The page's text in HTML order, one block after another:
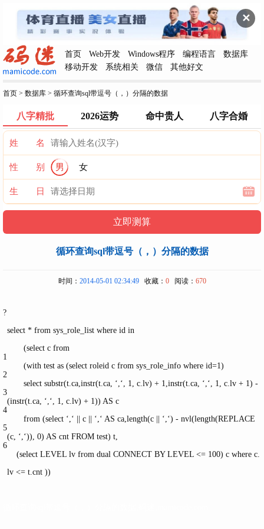
✕
首页 Web开发 Windows程序 编程语言
数据库
移动开发
系统相关 微信 其他好文
首页 > 数据库 > 循环查询sql带逗号（，）分隔的数据
八字精批 2026运势 命中贵人 八字合婚
姓 名
性 别 男 女
生 日
循环查询sql带逗号（，）分隔的数据
时间： 2014-05-01 02:34:49收藏： 0阅读： 670
?
1
2
3
4
5
6
select * from sys_role_list where id in
(select c from
(with test as (select roleid c from sys_role_info where id=1)
select substr(t.ca,instr(t.ca, ‘,‘ , 1, c.lv) + 1,instr(t.ca, ‘,‘ , 1, c.lv + 1) -
(instr(t.ca, ‘,‘ , 1, c.lv) + 1)) AS c
from (select ‘,‘ || c || ‘,‘ AS ca,length(c || ‘,‘) - nvl(length(REPLACE
(c, ‘,‘)), 0) AS cnt FROM test) t,
(select LEVEL lv from dual CONNECT BY LEVEL <= 100) c where c.
lv <= t.cnt ))